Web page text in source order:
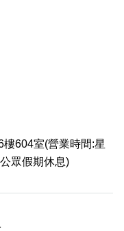
604室(營業時間:星
眾假期休息)